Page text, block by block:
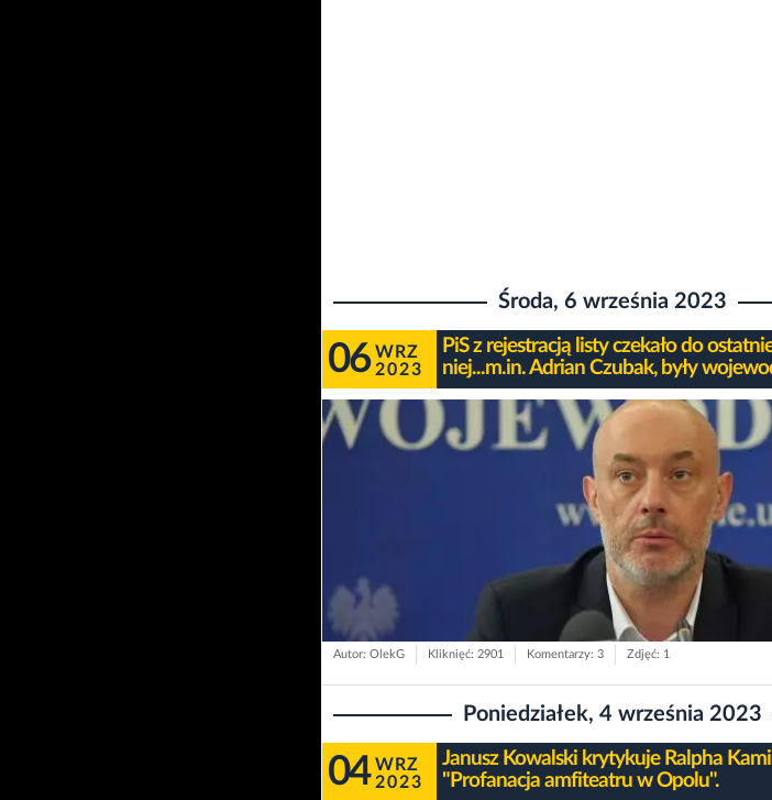
Środa, 6 września 2023
06 WRZ
2023
PiS z rejestracją listy czekało do
niej...m.in. Adrian Czubak, były
Autor: OlekG Kliknięć: 2901 Komentarzy: 3 Zdjęć: 1
Poniedziałek, 4 września 2023
04 WRZ
2023
Janusz Kowalski krytykuje Ralpha
"Profanacja amfiteatru w Opolu".